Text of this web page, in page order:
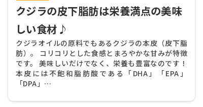
クジラの皮下脂肪は栄養満点の美味
しい食材♪
クジラオイルの原料でもあるクジラの本皮（皮下脂
肪）。 コリコリとした食感とまろやかな甘みが特徴
です。 美味しいだけでなく、栄養も豊富なのです！
本皮には不飽和脂肪酸である「DHA」「EPA」
「DPA」…